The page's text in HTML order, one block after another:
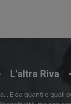
L'altra Riva
E da quanti e